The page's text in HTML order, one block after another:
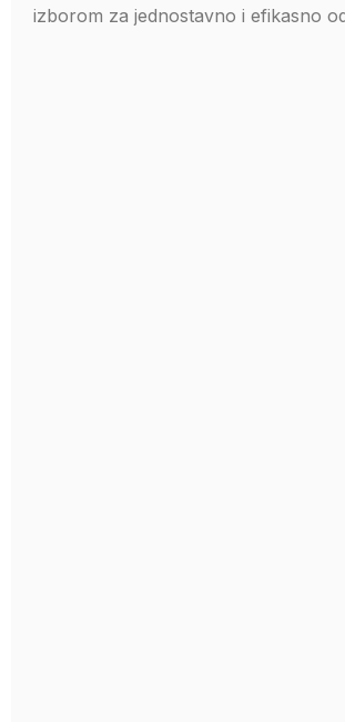
izborom za jednostavno i efikasno